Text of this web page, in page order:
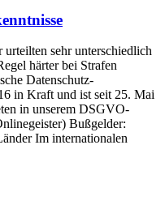
sehr unterschiedlich
härter bei Strafen
Datenschutz-
in Kraft und ist seit 25. Mai
in unserem DSGVO-
Bußgelder:
Im internationalen